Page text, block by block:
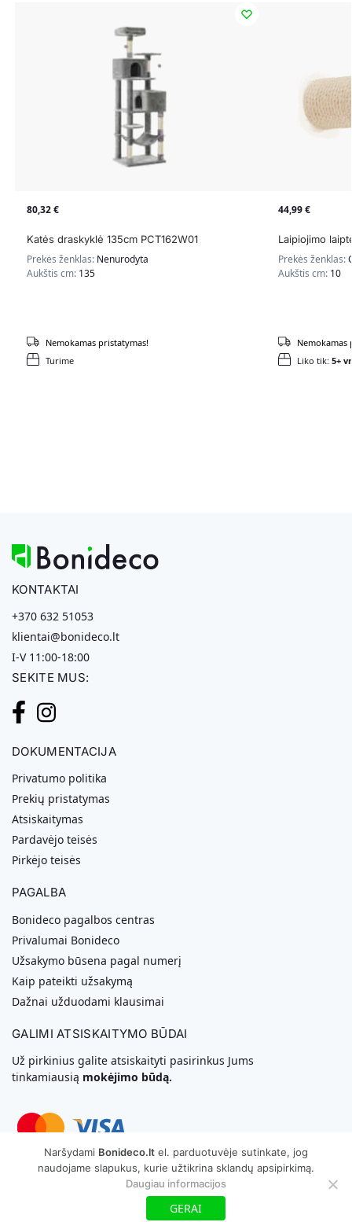
80,32€
Katės draskyklė 135cm PCT162W01
Prekės ženklas: Nenurodyta
Aukštis cm: 135
Turime
Nemokamas pristatymas!
44,99€
Laipiojimo
Prekės ženklas:
Aukštis cm: 10
Liko tik: 5+
Nemokamas
KONTAKTAI
+370 632 51053
klientai@bonideco.lt
I-V 11:00-18:00
SEKITE MUS:
DOKUMENTACIJA
Privatumo politika
Prekių pristatymas
Atsiskaitymas
Pardavėjo teisės
Pirkėjo teisės
PAGALBA
Bonideco pagalbos centras
Privalumai Bonideco
Užsakymo būsena pagal numerį
Kaip pateikti užsakymą
Dažnai užduodami klausimai
GALIMI ATSISKAITYMO BŪDAI
Už pirkinius galite atsiskaityti pasirinkus Jums
tinkamiausią mokėjimo būdą.
Svetainių Kūrimas
Copyright © 2026 MB „Bonideco“. Visos teisės saugomos
Naršydami Bonideco.lt el. parduotuvėje sutinkate, jog
naudojame slapukus, kurie užtikrina sklandų apsipirkimą.
Daugiau informacijos
GERAI